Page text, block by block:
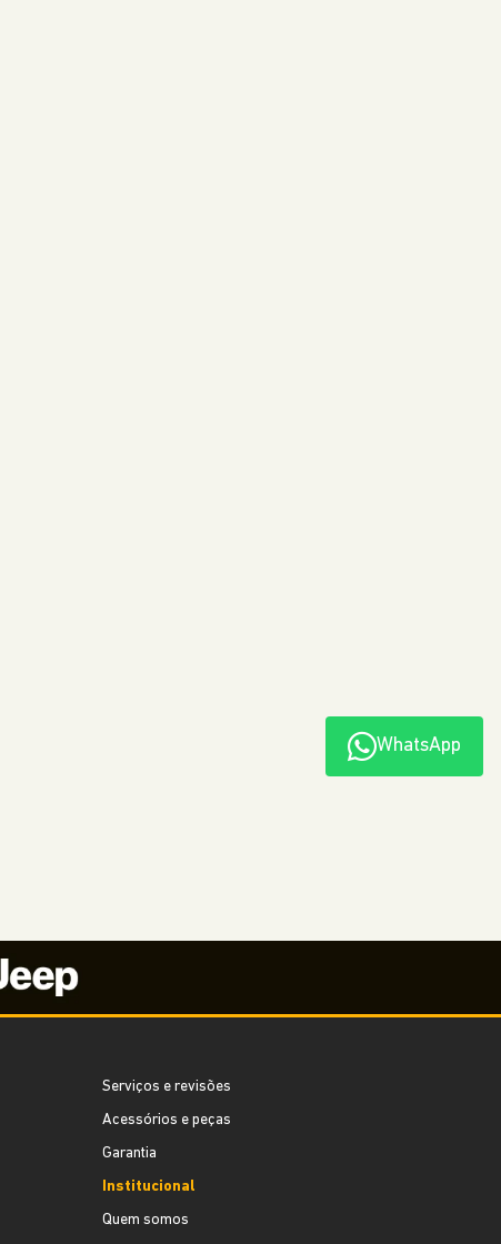
WhatsApp
Serviços e revisões
Acessórios e peças
Garantia
Institucional
Quem somos